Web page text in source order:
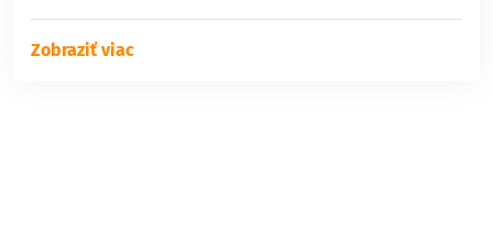
Zobraziť viac